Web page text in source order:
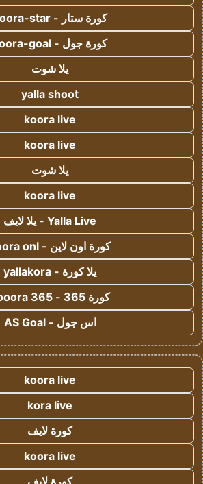
كورة ستار - koora-star
كورة جول - koora-goal
يلا شوت
yalla shoot
koora live
koora live
يلا شوت
koora live
Yalla Live - يلا لايف
كورة اون لاين - koora onl
يلا كورة - yallakora
كورة 365 - kooora 365
اس جول - AS Goal
koora live
kora live
كورة لايف
koora live
كورة لايف